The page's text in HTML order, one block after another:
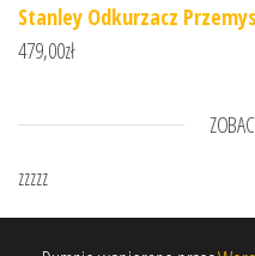
Stanley Odkurzacz
479,00zł
zzzzz